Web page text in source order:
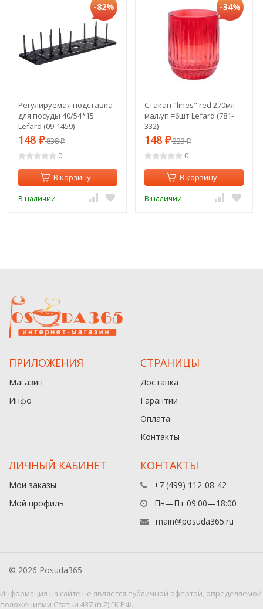
-82%
Регулируемая подставка
для посуды 40/54*15
Lefard (09-1459)
148 ₽838₽
0
В корзину
В наличии
-34%
Стакан "lines" red 270мл
мал.уп.=6шт Lefard (781-
332)
148 ₽223₽
0
В корзину
В наличии
ПРИЛОЖЕНИЯ
Магазин
Инфо
СТРАНИЦЫ
Доставка
Гарантии
Оплата
Контакты
ЛИЧНЫЙ КАБИНЕТ
Мои заказы
Мой профиль
КОНТАКТЫ
+7 (499) 112-08-42
Пн—Пт 09:00—18:00
main@posuda365.ru
© 2026 Posuda365
Информация на сайте не является публичной офертой, определяемой
положениями Статьи 437 (п.2) ГК РФ.